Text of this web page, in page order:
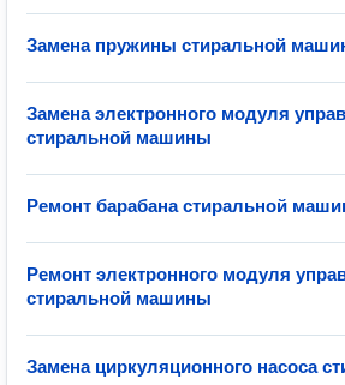
Замена пружины стиральной
Замена электронного модуля
стиральной машины
Ремонт барабана стиральной
Ремонт электронного модуля
стиральной машины
Замена циркуляционного насоса